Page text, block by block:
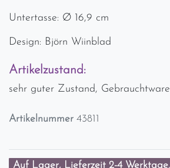
Untertasse: Ø 16,9 cm
Design: Björn Wiinblad
Artikelzustand:
sehr guter Zustand, Gebrauchtware
Artikelnummer 43811
Auf Lager, Lieferzeit 2-4 Werktage.